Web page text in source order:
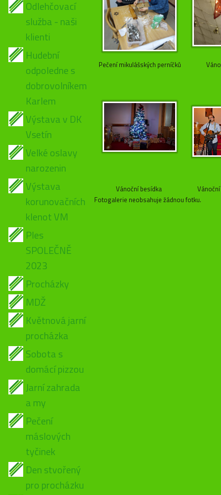
Odlehčovací
služba - naši
klienti
Hudební
odpoledne s
dobrovolníkem
Karlem
Výstava v DK
Vsetín
Velké oslavy
narozenin
Výstava
korunovačních
klenot VM
Ples
SPOLEČNĚ
2023
Procházky
MDŽ
Květnová jarní
procházka
Sobota s
domácí pizzou
Jarní zahrada
a my
Pečení
máslových
tyčinek
Den stvořený
pro procházku
Pečení mikulášských perníčků
Vánoční besídka
Fotogalerie neobsahuje žádnou fotku.